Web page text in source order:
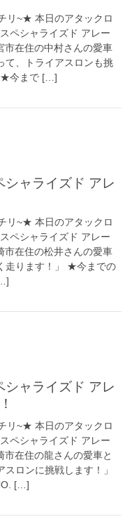
リ~★ 本日のアタックロ
ペシャライズド アレー
在住の中村さんの愛車
て、トライアスロンも挑
★今まで […]
リ~★ 本日のアタックロ
ペシャライズド アレー
在住の松井さんの愛車
走ります！」 ★今までの
リ~★ 本日のアタックロ
ペシャライズド アレー
在住の龍さんの愛車と
ロンに挑戦します！」
[…]